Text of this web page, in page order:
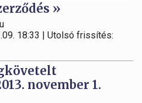
»
18:33 | Utolsó frissítés:
november 1.